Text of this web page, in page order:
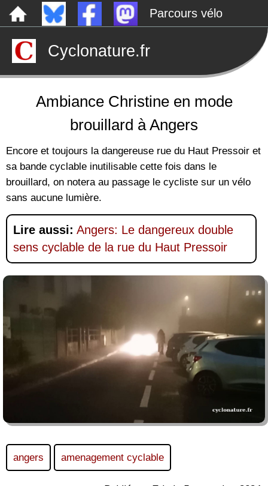
Parcours vélo
Dépôts sauvages
Le canal de Nantes à Brest à vélo
Rechercher
Cyclonature.fr
Ambiance Christine en mode
brouillard à Angers
Encore et toujours la dangereuse rue du Haut Pressoir et
sa bande cyclable inutilisable cette fois dans le
brouillard, on notera au passage le cycliste sur un vélo
sans aucune lumière.
Lire aussi: Angers: Le dangereux double
sens cyclable de la rue du Haut Pressoir
angers amenagement cyclable